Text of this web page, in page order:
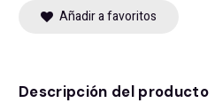
Añadir a favoritos
Descripción del producto